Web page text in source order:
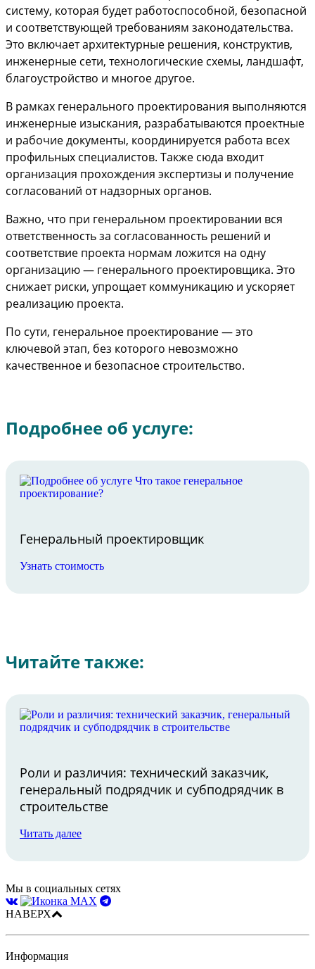
систему, которая будет работоспособной, безопасной
и соответствующей требованиям законодательства.
Это включает архитектурные решения, конструктив,
инженерные сети, технологические схемы, ландшафт,
благоустройство и многое другое.
В рамках генерального проектирования выполняются
инженерные изыскания, разрабатываются проектные
и рабочие документы, координируется работа всех
профильных специалистов. Также сюда входит
организация прохождения экспертизы и получение
согласований от надзорных органов.
Важно, что при генеральном проектировании вся
ответственность за согласованность решений и
соответствие проекта нормам ложится на одну
организацию — генерального проектировщика. Это
снижает риски, упрощает коммуникацию и ускоряет
реализацию проекта.
По сути, генеральное проектирование — это
ключевой этап, без которого невозможно
качественное и безопасное строительство.
Подробнее об услуге:
Генеральный проектировщик
Узнать стоимость
Читайте также:
Роли и различия: технический заказчик,
генеральный подрядчик и субподрядчик в
строительстве
Читать далее
Мы в социальных сетях
НАВЕРХ
Информация